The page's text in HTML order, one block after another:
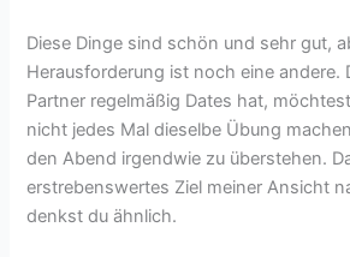
Diese Dinge sind schön und sehr gut,
Herausforderung ist noch eine andere.
Partner regelmäßig Dates hat,
nicht jedes Mal dieselbe Übung
den Abend irgendwie zu überstehen.
erstrebenswertes Ziel meiner Ansicht
denkst du ähnlich.